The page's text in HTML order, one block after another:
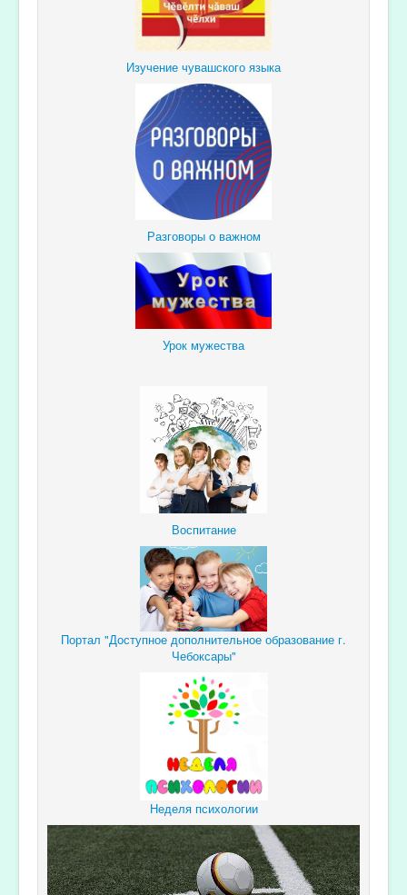
Изучение чувашского языка
Разговоры о важном
Урок мужества
Воспитание
Портал "Доступное дополнительное образование г.
Чебоксары"
Неделя психологии